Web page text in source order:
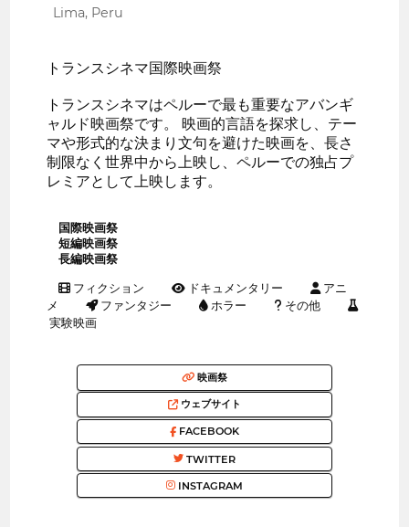
Lima, Peru
トランスシネマ国際映画祭
トランスシネマはペルーで最も重要なアバンギ
ャルド映画祭です。 映画的言語を探求し、テー
マや形式的な決まり文句を避けた映画を、長さ
制限なく世界中から上映し、ペルーでの独占プ
レミアとして上映します。
国際映画祭
短編映画祭
長編映画祭
フィクション ドキュメンタリー
アニ
メ
ファンタジー ホラー
その他
実験映画
映画祭
ウェブサイト
FACEBOOK
TWITTER
INSTAGRAM